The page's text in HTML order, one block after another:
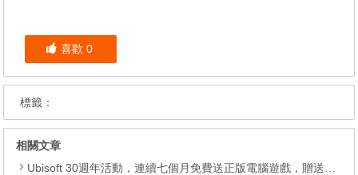
喜歡 0
標籤：
相關文章
Ubisoft 30週年活動，連續七個月免費送正版電腦遊戲，贈送正版遊戲刺客教條III